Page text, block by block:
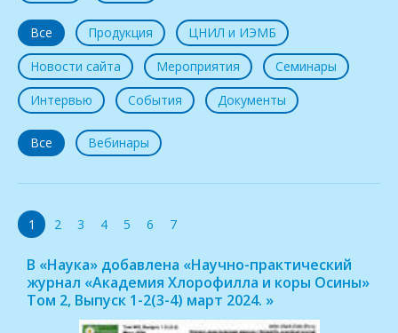
Все Продукция
ЦНИЛ и ИЭМБ
Новости сайта
Мероприятия
Семинары
Интервью
События Документы
Все Вебинары
1 2 3 4 5 6 7
В «Наука» добавлена «Научно-практический
журнал «Академия Хлорофилла и коры Осины»
Том 2, Выпуск 1-2(3-4) март 2024. »